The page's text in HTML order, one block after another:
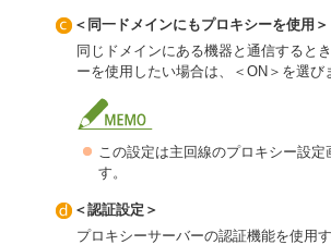
＜同一ドメインにもプロキシーを使用＞
同じドメインにある機器と通信すると
ーを使用したい場合は、＜ON＞を選び
この設定は主回線のプロキシー設定
す。
＜認証設定＞
プロキシーサーバーの認証機能を使用